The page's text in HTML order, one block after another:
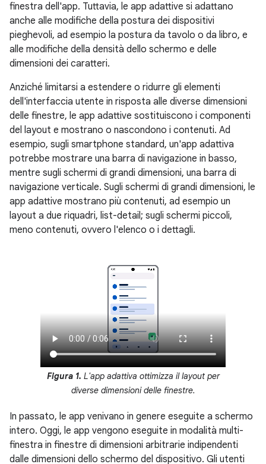
finestra dell'app. Tuttavia, le app adattive si adattano
anche alle modifiche della postura dei dispositivi
pieghevoli, ad esempio la postura da tavolo o da libro, e
alle modifiche della densità dello schermo e delle
dimensioni dei caratteri.
Anziché limitarsi a estendere o ridurre gli elementi
dell'interfaccia utente in risposta alle diverse dimensioni
delle finestre, le app adattive sostituiscono i componenti
del layout e mostrano o nascondono i contenuti. Ad
esempio, sugli smartphone standard, un'app adattiva
potrebbe mostrare una barra di navigazione in basso,
mentre sugli schermi di grandi dimensioni, una barra di
navigazione verticale. Sugli schermi di grandi dimensioni, le
app adattive mostrano più contenuti, ad esempio un
layout a due riquadri, list-detail; sugli schermi piccoli,
meno contenuti, ovvero l'elenco o i dettagli.
Figura 1. L'app adattiva ottimizza il layout per
diverse dimensioni delle finestre.
In passato, le app venivano in genere eseguite a schermo
intero. Oggi, le app vengono eseguite in modalità multi-
finestra in finestre di dimensioni arbitrarie indipendenti
dalle dimensioni dello schermo del dispositivo. Gli utenti